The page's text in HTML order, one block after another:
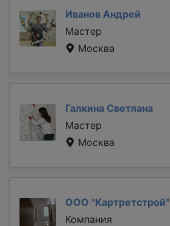
Иванов Андрей
Мастер
Москва
Галкина Светлана
Мастер
Москва
ООО "Картретстрой"
Компания